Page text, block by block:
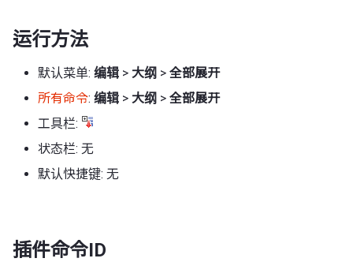
运行方法
默认菜单: 编辑 > 大纲 > 全部展开
所有命令: 编辑 > 大纲 > 全部展开
工具栏:
状态栏: 无
默认快捷键: 无
插件命令ID